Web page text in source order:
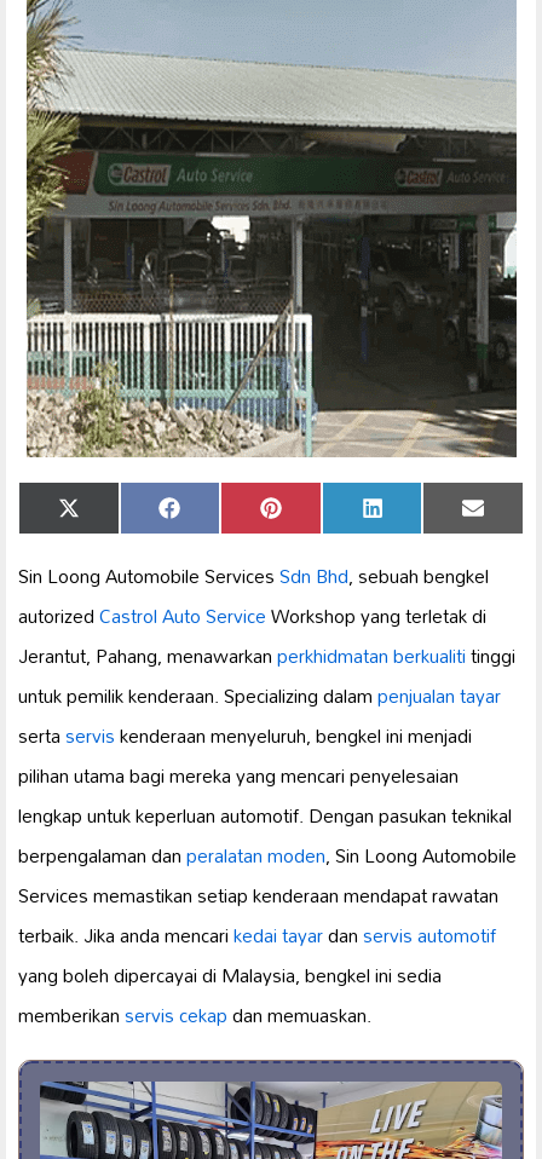
Share
on
X
(Twitter)
Share
on
Facebook Share
on
Pinterest Share
on
LinkedIn Share
on
Email
Sin Loong Automobile ServicesSdn Bhd, sebuah bengkel
autorizedCastrol Auto ServiceWorkshop yang terletak di
Jerantut, Pahang, menawarkanperkhidmatan berkualititinggi
untuk pemilik kenderaan. Specializing dalampenjualan tayar
sertaserviskenderaan menyeluruh, bengkel ini menjadi
pilihan utama bagi mereka yang mencari penyelesaian
lengkap untuk keperluan automotif. Dengan pasukan teknikal
berpengalaman danperalatan moden, Sin Loong Automobile
Services memastikan setiap kenderaan mendapat rawatan
terbaik. Jika anda mencarikedai tayardanservis automotif
yang boleh dipercayai di Malaysia, bengkel ini sedia
memberikanservis cekapdan memuaskan.